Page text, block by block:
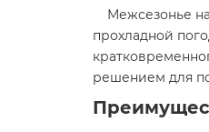
Межсезонье на
прохладной
решением для